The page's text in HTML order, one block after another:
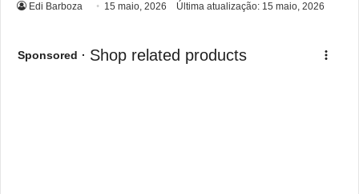
Edi Barboza 15 maio, 2026 Última atualização: 15 maio, 2026